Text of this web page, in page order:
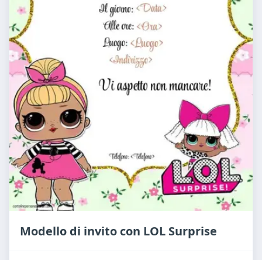
Modello di invito con LOL Surprise